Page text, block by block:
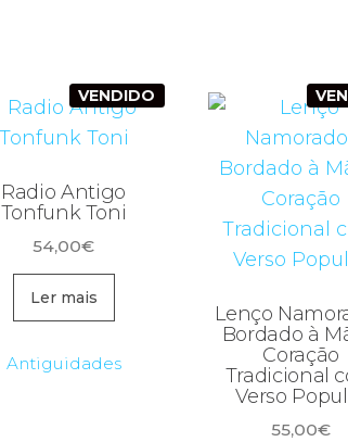
VENDIDO
Radio Antigo
Tonfunk Toni
54,00€
Ler mais
Antiguidades
Lenço
Bordado à
Coração
Tradicional
Verso
55,00€